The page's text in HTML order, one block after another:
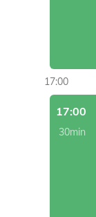
17:00
17:00
30min